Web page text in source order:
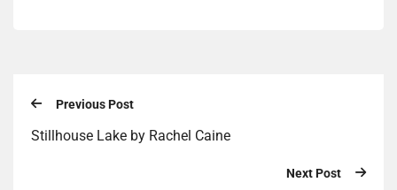
Previous Post
Stillhouse Lake by Rachel Caine
Next Post